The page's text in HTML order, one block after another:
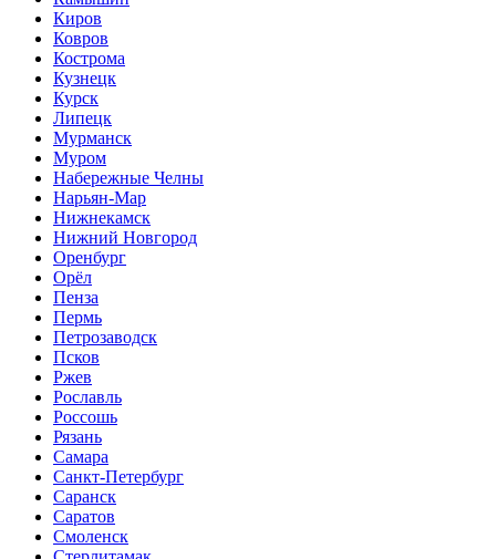
Киров
Ковров
Кострома
Кузнецк
Курск
Липецк
Мурманск
Муром
Набережные Челны
Нарьян-Мар
Нижнекамск
Нижний Новгород
Оренбург
Орёл
Пенза
Пермь
Петрозаводск
Псков
Ржев
Рославль
Россошь
Рязань
Самара
Санкт-Петербург
Саранск
Саратов
Смоленск